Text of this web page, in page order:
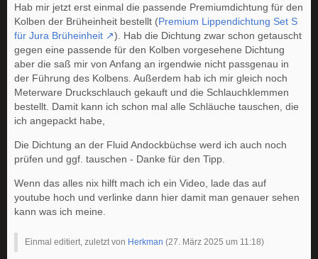
Hab mir jetzt erst einmal die passende Premiumdichtung für den
Kolben der Brüheinheit bestellt (Premium Lippendichtung Set S
für Jura Brüheinheit
). Hab die Dichtung zwar schon getauscht
gegen eine passende für den Kolben vorgesehene Dichtung
aber die saß mir von Anfang an irgendwie nicht passgenau in
der Führung des Kolbens. Außerdem hab ich mir gleich noch
Meterware Druckschlauch gekauft und die Schlauchklemmen
bestellt. Damit kann ich schon mal alle Schläuche tauschen, die
ich angepackt habe,
Die Dichtung an der Fluid Andockbüchse werd ich auch noch
prüfen und ggf. tauschen - Danke für den Tipp.
Wenn das alles nix hilft mach ich ein Video, lade das auf
youtube hoch und verlinke dann hier damit man genauer sehen
kann was ich meine.
Einmal editiert, zuletzt von Herkman (27. März 2025 um 11:18)